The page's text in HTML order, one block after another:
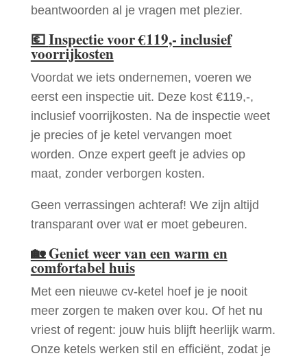
beantwoorden al je vragen met plezier.
💶Inspectie voor €119,- inclusief
voorrijkosten
Voordat we iets ondernemen, voeren we
eerst een inspectie uit. Deze kost €119,-,
inclusief voorrijkosten. Na de inspectie weet
je precies of je ketel vervangen moet
worden. Onze expert geeft je advies op
maat, zonder verborgen kosten.
Geen verrassingen achteraf! We zijn altijd
transparant over wat er moet gebeuren.
🏡Geniet weer van een warm en
comfortabel huis
Met een nieuwe cv-ketel hoef je je nooit
meer zorgen te maken over kou. Of het nu
vriest of regent: jouw huis blijft heerlijk warm.
Onze ketels werken stil en efficiënt, zodat je